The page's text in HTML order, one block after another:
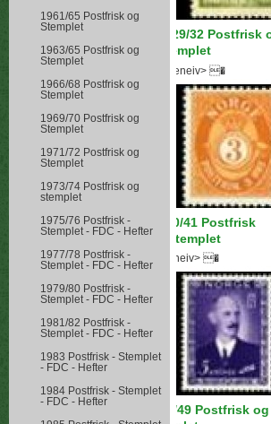
1961/65 Postfrisk og
Stemplet
1963/65 Postfrisk og
Stemplet
1966/68 Postfrisk og
Stemplet
1969/70 Postfrisk og
Stemplet
1971/72 Postfrisk og
Stemplet
1973/74 Postfrisk og
stemplet
1975/76 Postfrisk -
Stemplet - FDC - Hefter
1977/78 Postfrisk -
Stemplet - FDC - Hefter
1979/80 Postfrisk -
Stemplet - FDC - Hefter
1981/82 Postfrisk -
Stemplet - FDC - Hefter
1983 Postfrisk - Stemplet
- FDC - Hefter
1984 Postfrisk - Stemplet
- FDC - Hefter
1929/32 Postfrisk
Stemplet
Hygieneiv> �
1940/41 Postfrisk
ogStemplet
Hygieneiv> �
1945/49 Postfrisk og